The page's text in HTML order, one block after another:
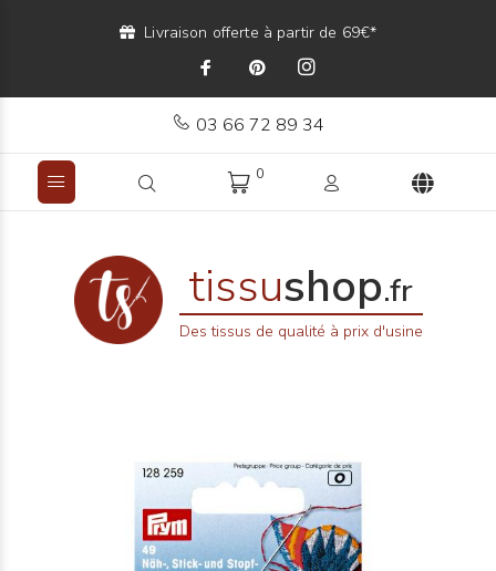
Livraison offerte à partir de 69€*
03 66 72 89 34
0
tissushop.fr
Des tissus de qualité à prix d'usine